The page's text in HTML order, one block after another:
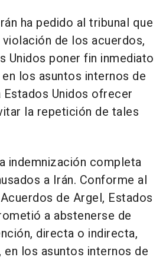
ha pedido al tribunal que
de los acuerdos,
Unidos poner fin inmediato
los asuntos internos de
Estados Unidos ofrecer
la repetición de tales
indemnización completa
a Irán. Conforme al
de Argel, Estados
a abstenerse de
directa o indirecta,
los asuntos internos de